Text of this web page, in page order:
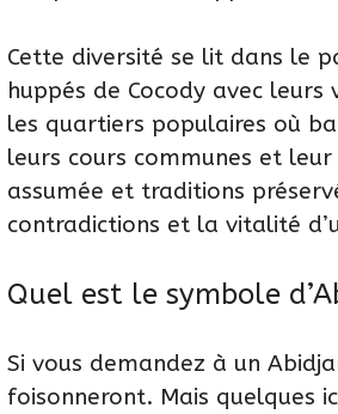
Cette diversité se lit dans le
huppés de Cocody avec
les quartiers populaires où
leurs cours communes et
assumée et traditions
contradictions et la vitalité
Quel est le symbole
Si vous demandez à un
foisonneront. Mais quelques